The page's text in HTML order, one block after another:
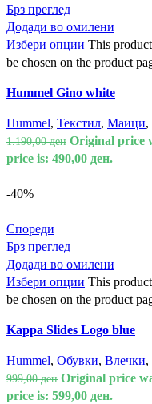
Брз преглед
Додади во омилени
Избери опции This
be chosen on the product
Hummel Gino white
Hummel, Текстил, Маици,
1.190,00ден Original price
price is: 490,00 ден.
-40%
Спореди
Брз преглед
Додади во омилени
Избери опции This
be chosen on the product
Kappa Slides Logo blue
Hummel, Обувки, Влечки,
999,00ден Original price
price is: 599,00 ден.